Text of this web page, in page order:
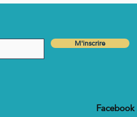
M'inscrire
Facebook